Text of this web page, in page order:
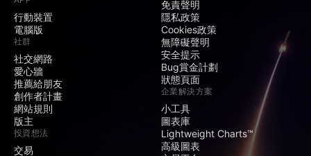
行動裝置
電腦版
社群
社交網路
愛心牆
推薦給朋友
創作者計畫
網站規則
版主
投資想法
交易
免責聲明
隱私政策
Cookies政策
無障礙聲明
安全提示
Bug賞金計劃
狀態頁面
企業解決方案
小工具
圖表庫
Lightweight Charts™
高級圖表